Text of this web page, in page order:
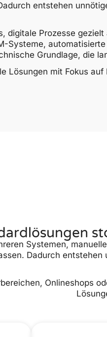
entstehen
digitale Prozesse
Systeme,
Grundlage, die
Lösungen mit Fokus
Systemen,
Dadurch
Onlineshops